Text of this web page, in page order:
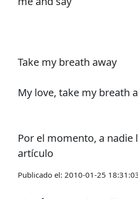
Take my breath away
My love, take my breath
Por el momento, a nadie
artículo
Publicado el: 2010-01-25